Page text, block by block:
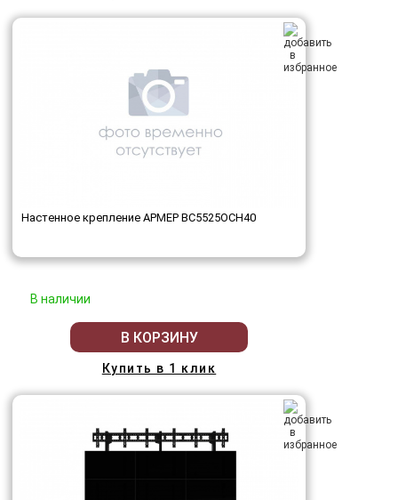
Настенное крепление АРМЕР ВС5525ОСН40
В наличии
В КОРЗИНУ
Купить в 1 клик